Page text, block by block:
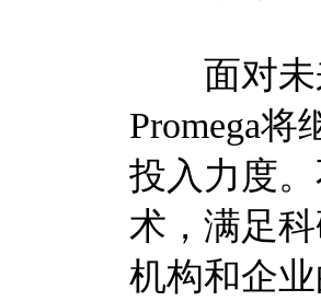
面对未来
Promega
投入力度
术，满足
机构和企